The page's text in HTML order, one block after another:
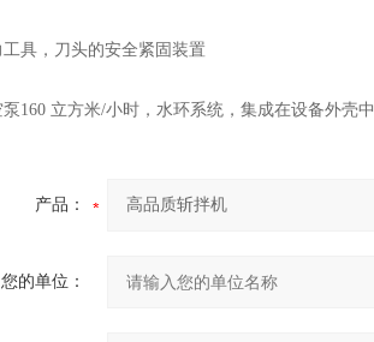
，刀头的安全紧固装置
立方米/小时，水环系统，集成在设备外壳中
产品：
您的单位：